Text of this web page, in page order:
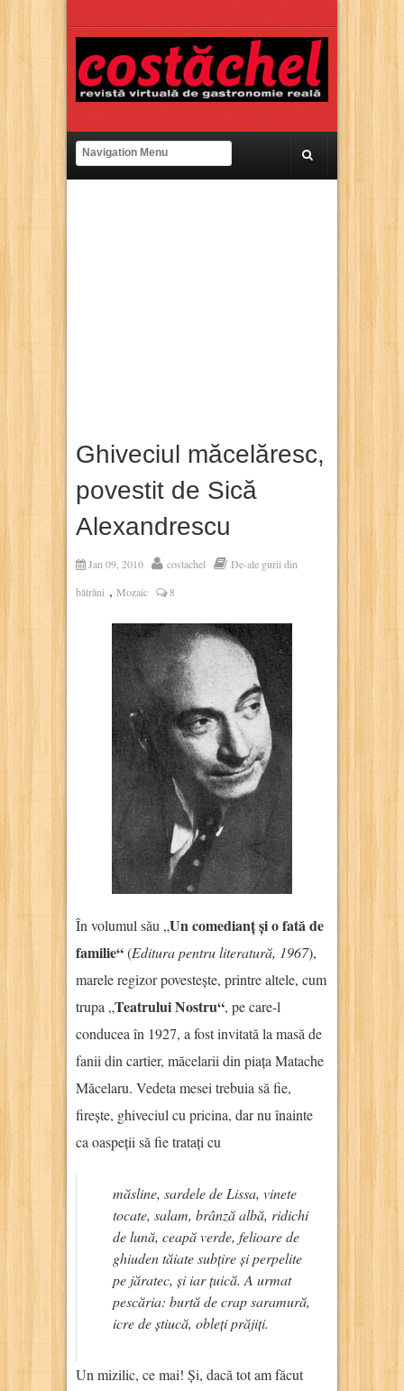
Ghiveciul măcelăresc,
povestit de Sică
Alexandrescu
Jan 09, 2010 costachel
De-ale gurii din
bătrâni , Mozaic 8
În volumul său „Un comedianț și o fată de
familie“(Editura pentru literatură, 1967),
marele regizor povestește, printre altele, cum
trupa „Teatrului Nostru“, pe care-l
conducea în 1927, a fost invitată la masă de
fanii din cartier, măcelarii din piața Matache
Măcelaru. Vedeta mesei trebuia să fie,
firește, ghiveciul cu pricina, dar nu înainte
ca oaspeții să fie tratați cu
măsline, sardele de Lissa, vinete
tocate, salam, brânză albă, ridichi
de lună, ceapă verde, felioare de
ghiuden tăiate subțire și perpelite
pe jăratec, și iar țuică. A urmat
pescăria: burtă de crap saramură,
icre de știucă, obleți prăjiți.
Un mizilic, ce mai! Și, dacă tot am făcut